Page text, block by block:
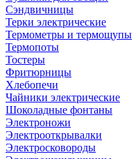
Сэндвичницы
Терки электрические
Термометры и термощупы
Термопоты
Тостеры
Фритюрницы
Хлебопечи
Чайники электрические
Шоколадные фонтаны
Электроножи
Электрооткрывалки
Электросковороды